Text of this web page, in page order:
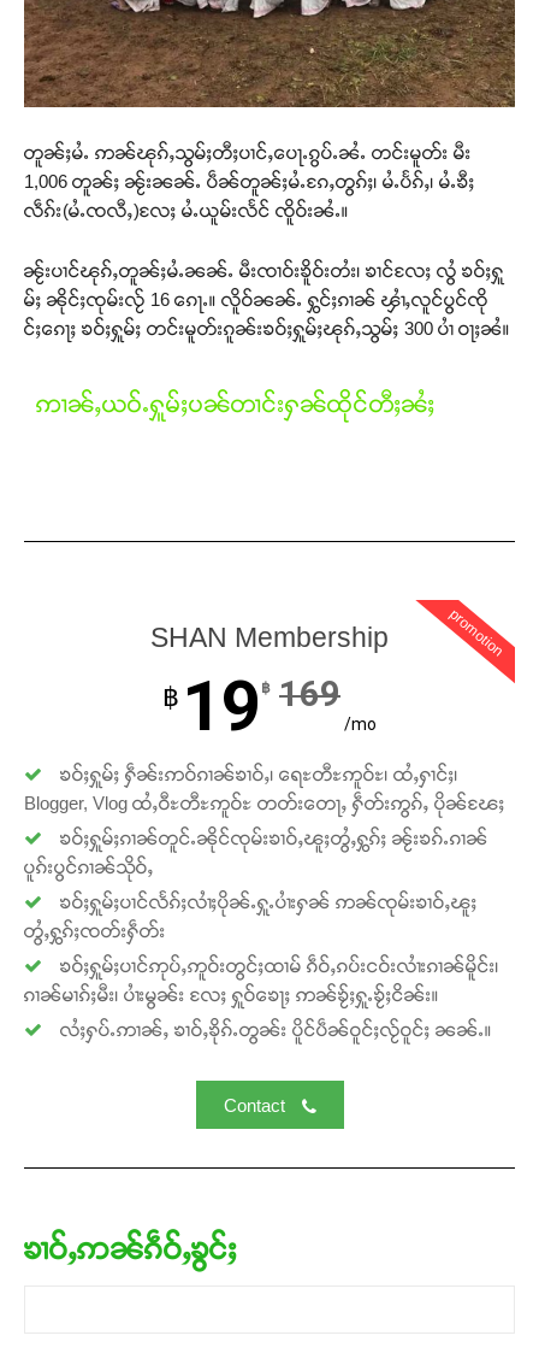
တႃႇႁႂ်ႈသဵင်ၵၢင်ၸႂ်ၵူၼ်းမိူင်း ၵူႈတီႈၵူႈလႅၼ်ပေႃးတေၸွ
တ်ႇ တူဝ်ႈလုမ်ႈၾႃႉၼၼ်ႉ ၶဝ်ႈႁူမ်ႈၵမ်ႉထႅမ် ၸုမ်းၶၢ
Donate Now
တူၼ်ႈမႆႉ ဢၼ်ၽုၵ်ႇသွမ်ႈတီႈပၢင်ႇပေႃႉၵွပ်ႉၼႆႉ တင်းမူတ်း မီး
1,006 တူၼ်ႈ ၼႂ်းၼၼ်ႉ ပဵၼ်တူၼ်ႈမႆႉၵႄႇတွၵ်ႈ၊ မႆႉပႅၵ်ႇ၊ မႆႉၶီႈ
လဵၵ်း(မႆႉၸလီႇ)လႄႈ မႆႉယူမ်းလႅင် ၸိူဝ်းၼႆႉ။
ၼႂ်းပၢင်ၽုၵ်ႇတူၼ်ႈမႆႉၼၼ်ႉ မီးၸၢဝ်းၶိူဝ်းတႆး၊ ၶၢင်လႄႈ လွႆ ၶဝ်ႈႁူ
မ်ႈ ၼိုင်ႈၸုမ်းလႂ် 16 ၵေႃႉ။ လိူဝ်ၼၼ်ႉ ႁွင်ႈၵၢၼ် ၾၢႆႇလူင်ပွင်ၸို
င်ႈၵေႃႈ ၶဝ်ႈႁူမ်ႈ တင်းမူတ်းၵူၼ်းၶဝ်ႈႁူမ်ႈၽုၵ်ႇသွမ်ႈ 300 ပၢႆ ဝႃႈၼႆ။
ဢၢၼ်ႇယဝ်ႉႁူမ်ႈပၼ်တၢင်းႁၼ်ထိုင်တီႈၼႆႈ
promotion
SHAN Membership
฿ 19 ฿ 169
/mo
ၶဝ်ႈႁူမ်ႈ ႁဵၼ်းဢဝ်ၵၢၼ်ၶၢဝ်ႇ၊ ရေႊတီႊဢူဝ်ႊ၊ ထႆႇႁၢင်ႈ၊
Blogger, Vlog ထႆႇဝီႊတီႊဢူဝ်ႊ တတ်းတေႃႇ ႁဵတ်းဢွၵ်ႇ ပိုၼ်ၽႄႈ
ၶဝ်ႈႁူမ်ႈၵၢၼ်တူင်ႉၼိုင်ၸုမ်းၶၢဝ်ႇၽူႈတွႆႇႁွၵ်ႈ ၼႂ်းၶၵ်ႉၵၢၼ်
ပူၵ်းပွင်ၵၢၼ်သိုဝ်ႇ
ၶဝ်ႈႁူမ်ႈပၢင်လႅၵ်ႈလၢႆႈပိုၼ်ႉႁူႉပၢႆးႁၼ် ဢၼ်ၸုမ်းၶၢဝ်ႇၽူႈ
တွႆႇႁွၵ်ႈၸတ်းႁဵတ်း
ၶဝ်ႈႁူမ်ႈပၢင်ဢုပ်ႇဢူဝ်းတွင်ႈထၢမ် ၵဵဝ်ႇၵပ်းငဝ်းလၢႆးၵၢၼ်မိူင်း၊
ၵၢၼ်မၢၵ်ႈမီး၊ ပၢႆးမွၼ်း လႄႈ ႁူဝ်ၶေႃႈ ဢၼ်ၶႂ်ႈႁူႉၶႂ်ႈငိၼ်း။
လႆႈႁပ်ႉဢၢၼ်ႇ ၶၢဝ်ႇၶိုၵ်ႉတွၼ်း ပိူင်ပဵၼ်ဝူင်ႈလႂ်ဝူင်ႈ ၼၼ်ႉ။
Contact
ၶၢဝ်ႇဢၼ်ၵဵဝ်ႇၶွင်ႈ